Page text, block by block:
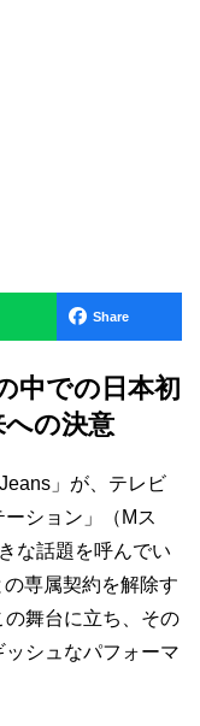
Share
中での日本初
の決意
」が、テレビ
ション」（Mス
な話題を呼んでい
専属契約を解除す
舞台に立ち、その
シュなパフォーマ